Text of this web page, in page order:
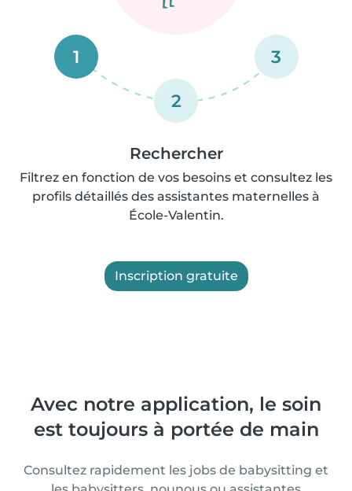
1
2
3
Rechercher
Filtrez en fonction de vos besoins et consultez les
profils détaillés des assistantes maternelles à
École-Valentin.
Inscription gratuite
Avec notre application, le soin
est toujours à portée de main
Consultez rapidement les jobs de babysitting et